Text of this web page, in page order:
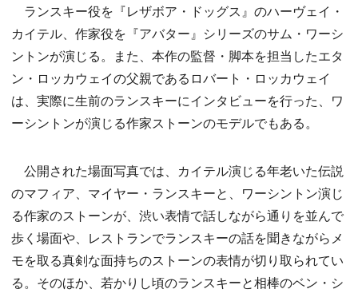
ランスキー役を『レザボア・ドッグス』のハーヴェイ・
カイテル、作家役を『アバター』シリーズのサム・ワーシ
ントンが演じる。また、本作の監督・脚本を担当したエタ
ン・ロッカウェイの父親であるロバート・ロッカウェイ
は、実際に生前のランスキーにインタビューを行った、ワ
ーシントンが演じる作家ストーンのモデルでもある。
公開された場面写真では、カイテル演じる年老いた伝説
のマフィア、マイヤー・ランスキーと、ワーシントン演じ
る作家のストーンが、渋い表情で話しながら通りを並んで
歩く場面や、レストランでランスキーの話を聞きながらメ
モを取る真剣な面持ちのストーンの表情が切り取られてい
る。そのほか、若かりし頃のランスキーと相棒のベン・シ